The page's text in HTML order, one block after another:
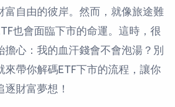
富自由的彼岸。然而，就像旅途難
也會面臨下市的命運。這時，很
擔心：我的血汗錢會不會泡湯？別
來帶你解碼ETF下市的流程，讓你
財富夢想！